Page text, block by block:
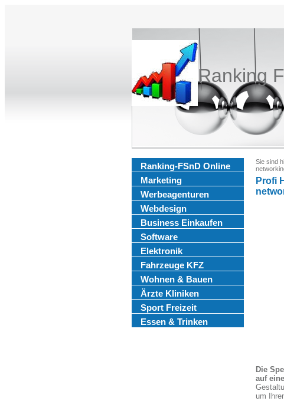
Ranking
Ranking-FSnD Online
Marketing
Werbeagenturen
Webdesign
Business Einkaufen
Software
Elektronik
Fahrzeuge KFZ
Wohnen & Bauen
Ärzte Kliniken
Sport Freizeit
Essen & Trinken
Sie sind
Profi
Die
auf
um